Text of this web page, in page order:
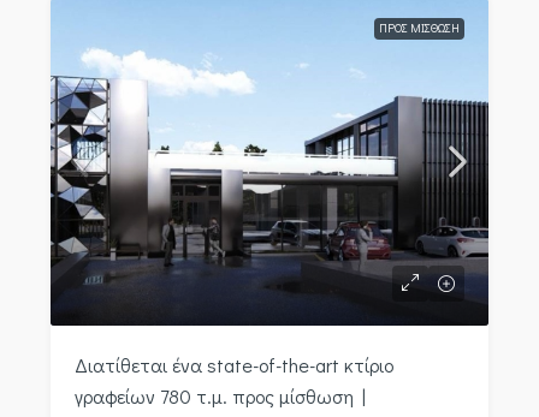
ΠΡΟΣ ΜΊΣΘΩΣΗ
Διατίθεται ένα state-of-the-art κτίριο
γραφείων 780 τ.μ. προς μίσθωση |